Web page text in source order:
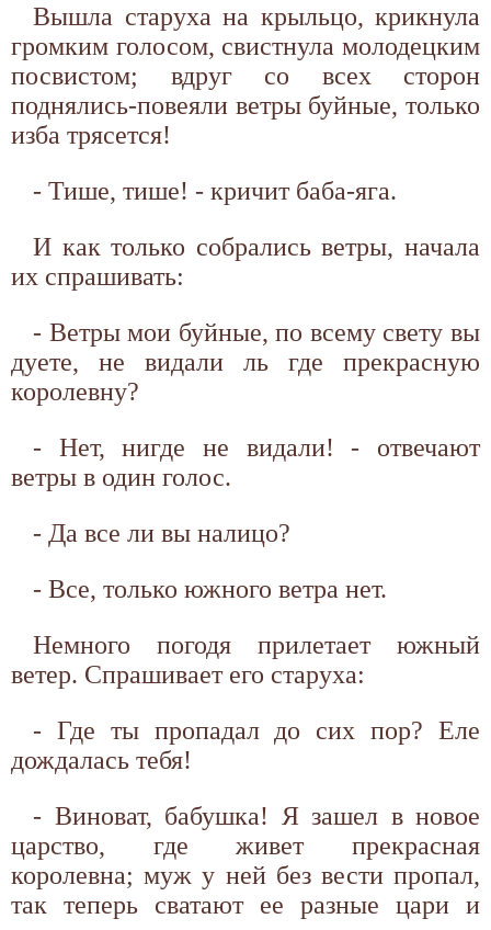
Вышла старуха на крыльцо, крикнула
громким голосом, свистнула молодецким
посвистом; вдруг со всех сторон
поднялись-повеяли ветры буйные, только
изба трясется!
- Тише, тише! - кричит баба-яга.
И как только собрались ветры, начала
их спрашивать:
- Ветры мои буйные, по всему свету вы
дуете, не видали ль где прекрасную
королевну?
- Нет, нигде не видали! - отвечают
ветры в один голос.
- Да все ли вы налицо?
- Все, только южного ветра нет.
Немного погодя прилетает южный
ветер. Спрашивает его старуха:
- Где ты пропадал до сих пор? Еле
дождалась тебя!
- Виноват, бабушка! Я зашел в новое
царство, где живет прекрасная
королевна; муж у ней без вести пропал,
так теперь сватают ее разные цари и